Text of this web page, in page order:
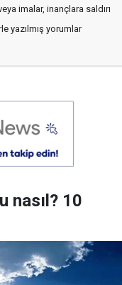
imalar, inançlara saldırı
yazılmış yorumlar
nasıl? 10